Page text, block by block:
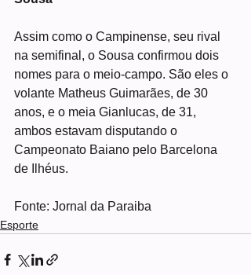
Assim como o Campinense, seu rival
na semifinal, o Sousa confirmou dois
nomes para o meio-campo. São eles o
volante Matheus Guimarães, de 30
anos, e o meia Gianlucas, de 31,
ambos estavam disputando o
Campeonato Baiano pelo Barcelona
de Ilhéus.
Fonte: Jornal da Paraiba
Esporte